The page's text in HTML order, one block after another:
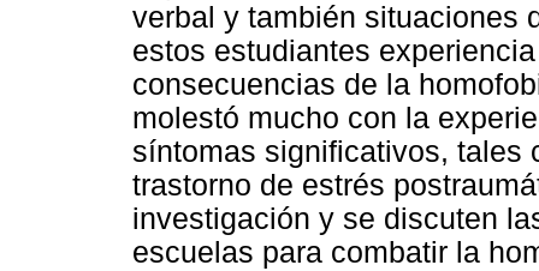
verbal y también situaciones
estos estudiantes
consecuencias de la
molestó mucho con la
síntomas significativos, tales
trastorno de estrés
investigación y se discuten
escuelas para combatir la